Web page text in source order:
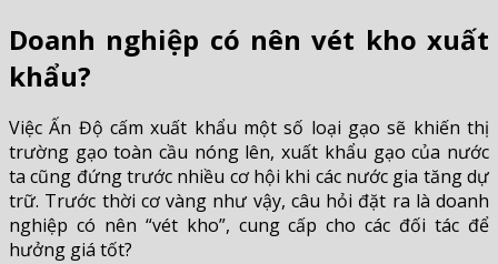
Doanh nghiệp có nên vét kho xuất
khẩu?
Việc Ấn Độ cấm xuất khẩu một số loại gạo sẽ khiến thị
trường gạo toàn cầu nóng lên, xuất khẩu gạo của nước
ta cũng đứng trước nhiều cơ hội khi các nước gia tăng dự
trữ. Trước thời cơ vàng như vậy, câu hỏi đặt ra là doanh
nghiệp có nên “vét kho”, cung cấp cho các đối tác để
hưởng giá tốt?